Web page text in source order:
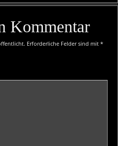
Kommentar
Erforderliche Felder sind mit*